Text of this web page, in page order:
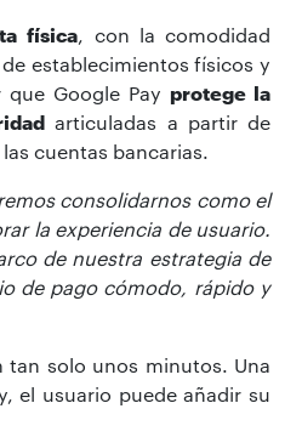
física, con la comodidad
establecimientos físicos y
que Google Pay protege la
articuladas a partir de
cuentas bancarias.
consolidarnos como el
la experiencia de usuario.
de nuestra estrategia de
de pago cómodo, rápido y
tan solo unos minutos. Una
el usuario puede añadir su